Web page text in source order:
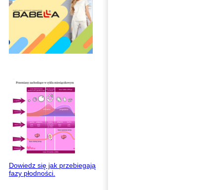
Dowiedz się jak przebiegają
fazy płodności.